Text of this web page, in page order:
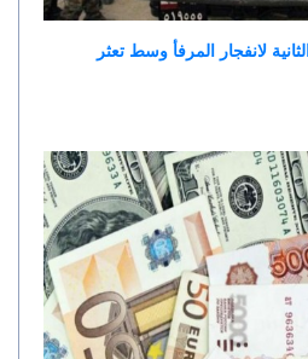
لانفجار المرفأ وسط تعثر